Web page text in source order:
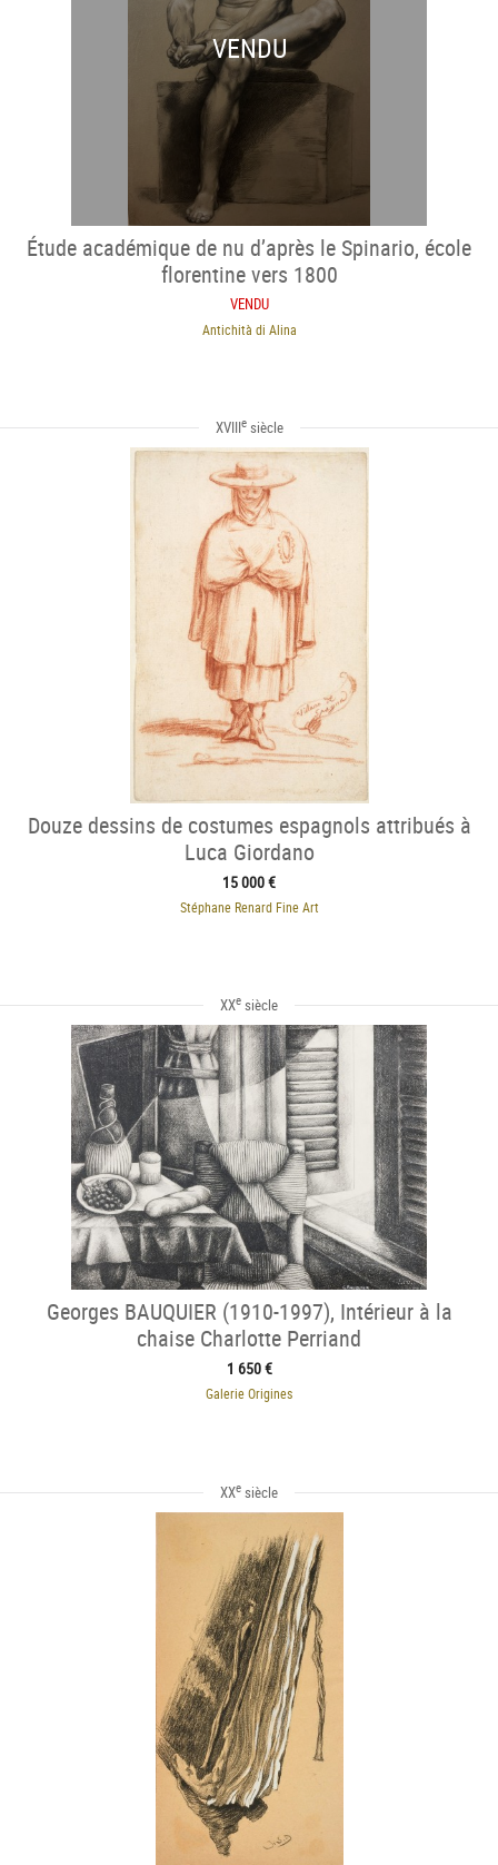
VENDU
Étude académique de nu d’après le Spinario, école
florentine vers 1800
VENDU
Antichità di Alina
XVIIIesiècle
Douze dessins de costumes espagnols attribués à
Luca Giordano
15 000 €
Stéphane Renard Fine Art
XXe siècle
Georges BAUQUIER (1910-1997), Intérieur à la
chaise Charlotte Perriand
1 650 €
Galerie Origines
XXe siècle